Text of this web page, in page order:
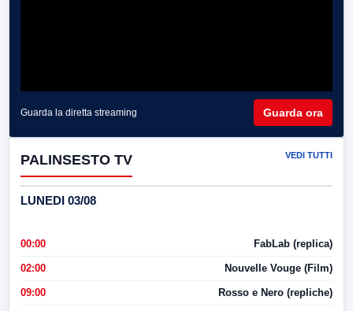
Guarda la diretta streaming Guarda ora
PALINSESTO TV VEDI TUTTI
LUNEDI 03/08
00:00 FabLab (replica)
02:00 Nouvelle Vouge (Film)
09:00 Rosso e Nero (repliche)